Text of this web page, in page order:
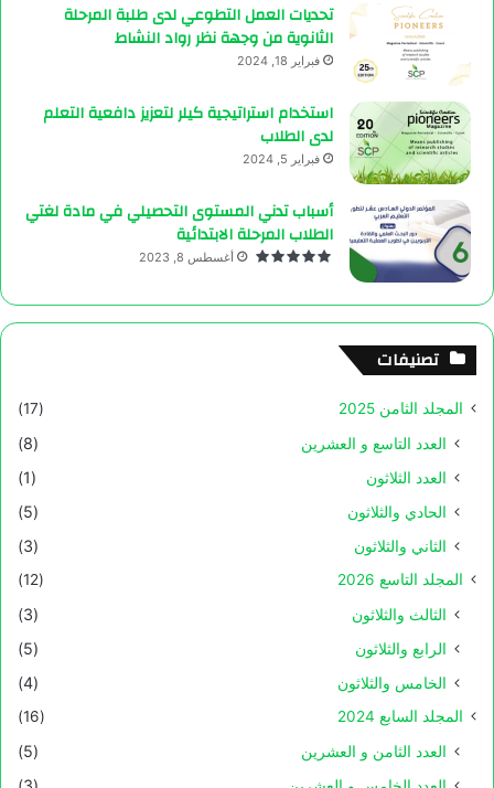
تحديات العمل التطوعي لدى طلبة المرحلة
الثانوية من وجهة نظر رواد النشاط
فبراير 18, 2024
استخدام استراتيجية كيلر لتعزيز دافعية التعلم
لدى الطلاب
فبراير 5, 2024
أسباب تدني المستوى التحصيلي في مادة لغتي
الطلاب المرحلة الابتدائية
أغسطس 8, 2023
تصنيفات
المجلد الثامن 2025 (17)
العدد التاسع و العشرين
(8)
العدد الثلاثون
(1)
الحادي والثلاثون
(5)
الثاني والثلاثون
(3)
المجلد التاسع 2026 (12)
الثالث والثلاثون
(3)
الرابع والثلاثون
(5)
الخامس والثلاثون
(4)
المجلد السابع 2024 (16)
العدد الثامن و العشرين
(5)